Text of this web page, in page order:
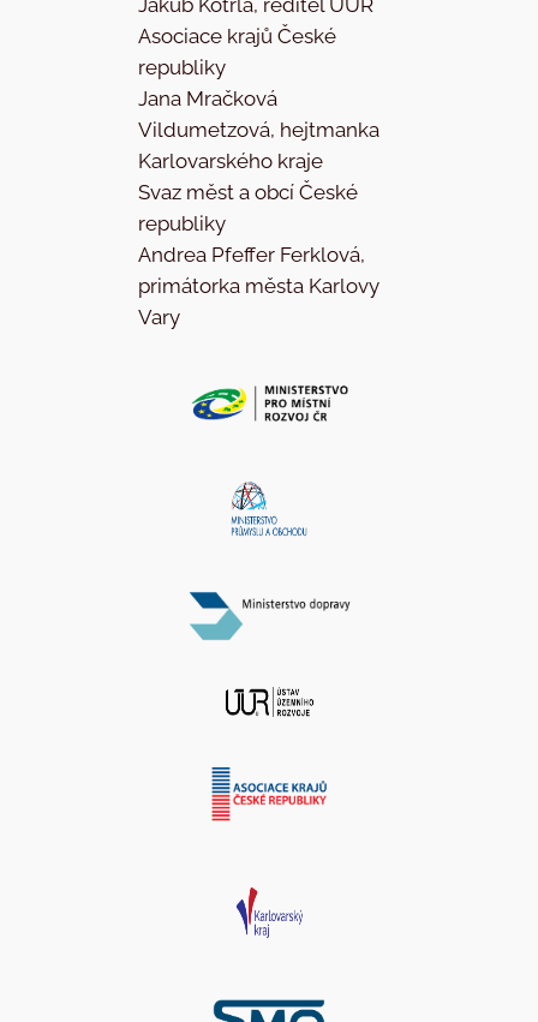
Jakub Kotrla, ředitel ÚÚR
Asociace krajů České
republiky
Jana Mračková
Vildumetzová, hejtmanka
Karlovarského kraje
Svaz měst a obcí České
republiky
Andrea Pfeffer Ferklová,
primátorka města Karlovy
Vary